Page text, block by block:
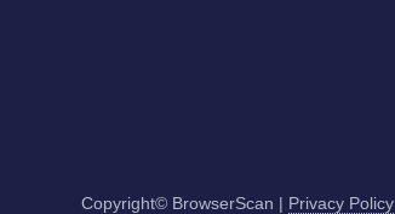
Copyright© BrowserScan | Privacy Policy